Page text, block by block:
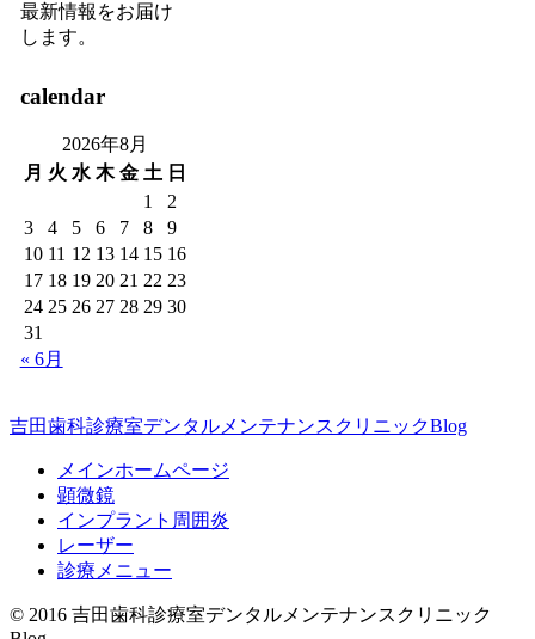
最新情報をお届け
します。
calendar
2026年8月
月 火 水 木 金 土 日
1
2
3
4 5 6 7 8
9
10 11 12 13 14 15 16
17 18 19 20 21 22 23
24 25 26 27 28 29 30
31
« 6月
吉田歯科診療室デンタルメンテナンスクリニックBlog
メインホームページ
顕微鏡
インプラント周囲炎
レーザー
診療メニュー
© 2016 吉田歯科診療室デンタルメンテナンスクリニック